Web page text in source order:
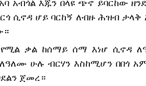
አብጎል እጁን በላዩ ጭኖ ይባርከው
ሲኖዳ ሆይ ባርከኝ ለብዙ ሕዝብ ታላቅ
የሚል ቃል ከሰማይ ሰማ እነሆ ሲኖዳ
ሁሉ ብርሃን እስከሚሆን በበጎ
ጀመረ።